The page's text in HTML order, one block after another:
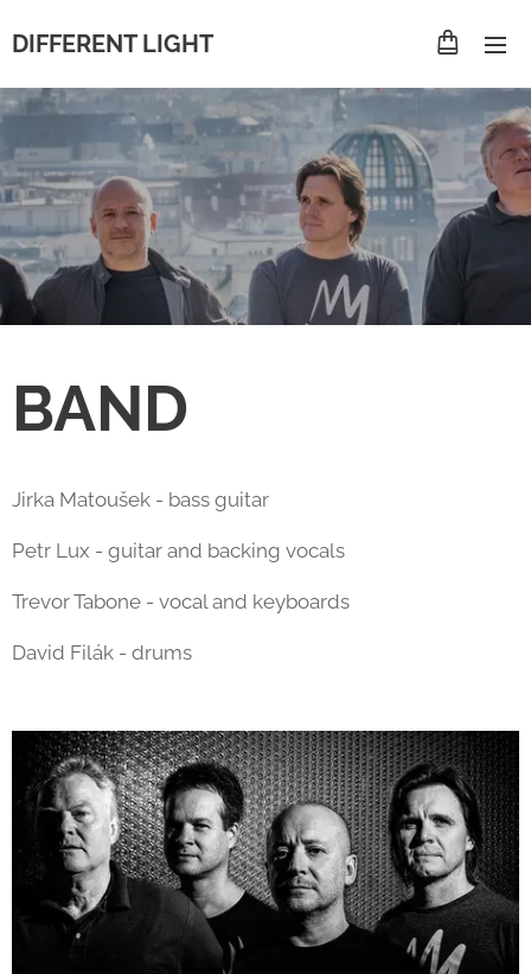
DIFFERENT LIGHT
BAND
Jirka Matoušek - bass guitar
Petr Lux - guitar and backing vocals
Trevor Tabone - vocal and keyboards
David Filák - drums